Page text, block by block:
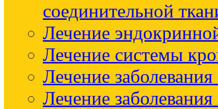
соединительной
Лечение
Лечение системы
Лечение
Лечение